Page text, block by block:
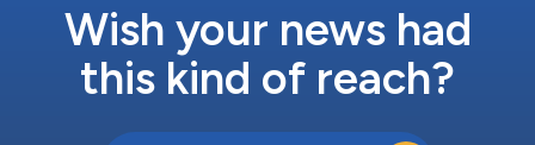
Wish your news had
this kind of reach?